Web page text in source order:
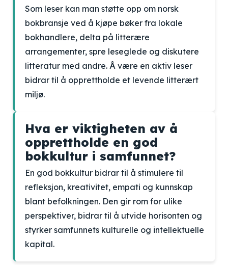
Som leser kan man støtte opp om norsk
bokbransje ved å kjøpe bøker fra lokale
bokhandlere, delta på litterære
arrangementer, spre leseglede og diskutere
litteratur med andre. Å være en aktiv leser
bidrar til å opprettholde et levende litterært
miljø.
Hva er viktigheten av å
opprettholde en god
bokkultur i samfunnet?
En god bokkultur bidrar til å stimulere til
refleksjon, kreativitet, empati og kunnskap
blant befolkningen. Den gir rom for ulike
perspektiver, bidrar til å utvide horisonten og
styrker samfunnets kulturelle og intellektuelle
kapital.